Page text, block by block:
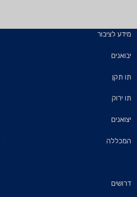
מידע לציבור
יבואנים
תו תקן
תו ירוק
יצואנים
המכללה
דרושים